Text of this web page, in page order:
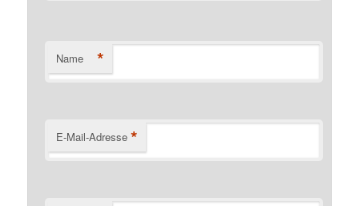
Name *
E-Mail-Adresse *